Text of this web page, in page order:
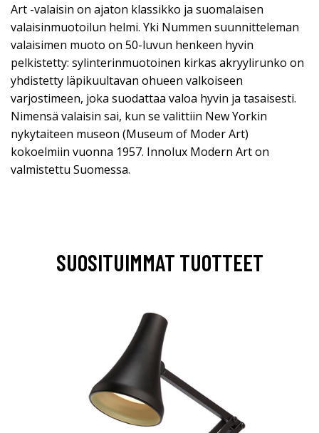
Art -valaisin on ajaton klassikko ja suomalaisen
valaisinmuotoilun helmi. Yki Nummen suunnitteleman
valaisimen muoto on 50-luvun henkeen hyvin
pelkistetty: sylinterinmuotoinen kirkas akryylirunko on
yhdistetty läpikuultavan ohueen valkoiseen
varjostimeen, joka suodattaa valoa hyvin ja tasaisesti.
Nimensä valaisin sai, kun se valittiin New Yorkin
nykytaiteen museon (Museum of Moder Art)
kokoelmiin vuonna 1957. Innolux Modern Art on
valmistettu Suomessa.
SUOSITUIMMAT TUOTTEET